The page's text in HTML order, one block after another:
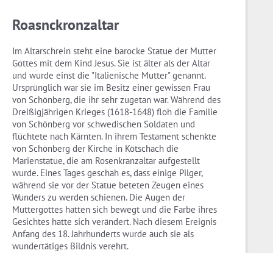
Roasnckronzaltar
Im Altarschrein steht eine barocke Statue der Mutter
Gottes mit dem Kind Jesus. Sie ist älter als der Altar
und wurde einst die "Italienische Mutter" genannt.
Ursprünglich war sie im Besitz einer gewissen Frau
von Schönberg, die ihr sehr zugetan war. Während des
Dreißigjährigen Krieges (1618-1648) floh die Familie
von Schönberg vor schwedischen Soldaten und
flüchtete nach Kärnten. In ihrem Testament schenkte
von Schönberg der Kirche in Kötschach die
Marienstatue, die am Rosenkranzaltar aufgestellt
wurde. Eines Tages geschah es, dass einige Pilger,
während sie vor der Statue beteten Zeugen eines
Wunders zu werden schienen. Die Augen der
Muttergottes hatten sich bewegt und die Farbe ihres
Gesichtes hatte sich verändert. Nach diesem Ereignis
Anfang des 18. Jahrhunderts wurde auch sie als
wundertätiges Bildnis verehrt.